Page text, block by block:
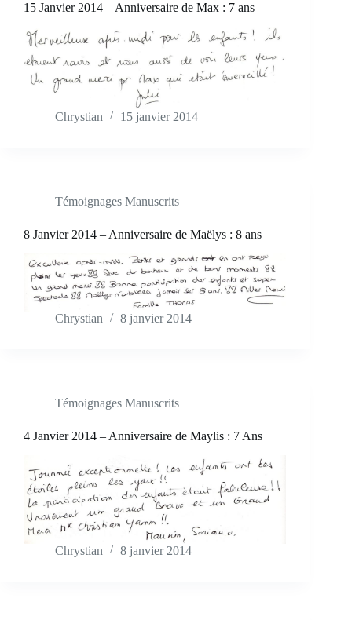
15 Janvier 2014 – Anniversaire de Max : 7 ans
Chrystian 15 janvier 2014
Témoignages Manuscrits
8 Janvier 2014 – Anniversaire de Maëlys : 8 ans
Chrystian 8 janvier 2014
Témoignages Manuscrits
4 Janvier 2014 – Anniversaire de Maylis : 7 Ans
Chrystian 8 janvier 2014